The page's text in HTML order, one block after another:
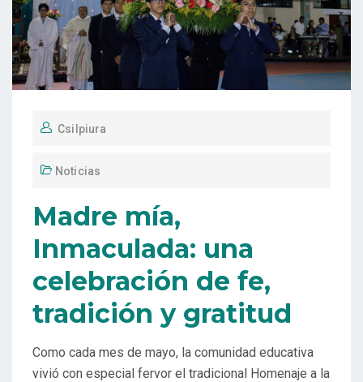
Csilpiura
Noticias
Madre mía,
Inmaculada: una
celebración de fe,
tradición y gratitud
Como cada mes de mayo, la comunidad educativa
vivió con especial fervor el tradicional Homenaje a la